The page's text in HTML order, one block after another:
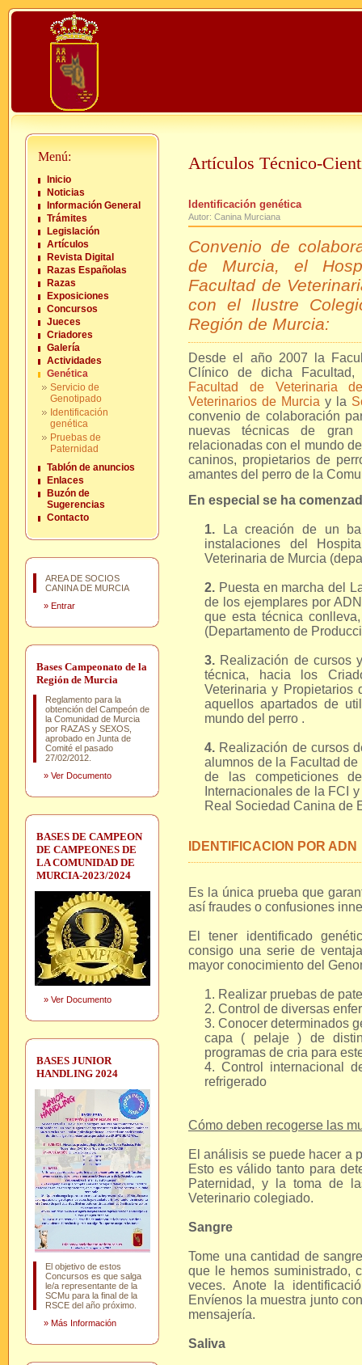
Menú:
Inicio
Noticias
Información General
Trámites
Legislación
Artículos
Revista Digital
Razas Españolas
Razas
Exposiciones
Concursos
Jueces
Criadores
Galería
Actividades
Genética
Servicio de
Genotipado
Identificación
genética
Pruebas de
Paternidad
Tablón de anuncios
Enlaces
Buzón de
Sugerencias
Contacto
AREA DE SOCIOS
CANINA DE MURCIA
» Entrar
Bases Campeonato de la
Región de Murcia
Reglamento para la
obtención del Campeón de
la Comunidad de Murcia
por RAZAS y SEXOS,
aprobado en Junta de
Comité el pasado
27/02/2012.
» Ver Documento
BASES DE CAMPEON
DE CAMPEONES DE
LA COMUNIDAD DE
MURCIA-2023/2024
» Ver Documento
BASES JUNIOR
HANDLING 2024
El objetivo de estos
Concursos es que salga
le/a representante de la
SCMu para la final de la
RSCE del año próximo.
» Más Información
Artículos Técnico-
Identificación genética
Autor: Canina Murciana
Convenio de
de Murcia, el
Facultad de
con el Ilustre
Región de Murcia:
Desde el año 2007 la
Clínico de dicha
Facultad de Veterinaria
Veterinarios de Murcia y la
convenio de colaboración
nuevas técnicas de
relacionadas con el mundo
caninos, propietarios de
amantes del perro de la
En especial se ha
1. La creación de un
instalaciones del
Veterinaria de Murcia
2. Puesta en marcha del
de los ejemplares por
que esta técnica
(Departamento de
3. Realización de cursos
técnica, hacia los
Veterinaria y Propietarios
aquellos apartados de
mundo del perro .
4. Realización de cursos
alumnos de la Facultad
de las competiciones
Internacionales de la FCI
Real Sociedad Canina de
IDENTIFICACION POR ADN
Es la única prueba que
así fraudes o confusiones
El tener identificado
consigo una serie de
mayor conocimiento del
1. Realizar pruebas de
2. Control de diversas
3. Conocer determinados
capa ( pelaje ) de
programas de cria para
4. Control internacional
refrigerado
Cómo deben recogerse las
El análisis se puede hacer a
Esto es válido tanto para
Paternidad, y la toma de
Veterinario colegiado.
Sangre
Tome una cantidad de
que le hemos suministrado,
veces. Anote la
Envíenos la muestra junto
mensajería.
Saliva